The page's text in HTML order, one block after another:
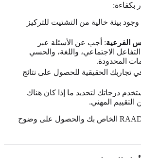
بكفاءة:
بيئة خالية من التشتيت للتركيز
الفرعية: أجب عن الأسئلة عبر
التفاعل الاجتماعي، واللغة، والحسي
المحدودة.
تجاربك الحقيقية للحصول على نتائج
درجاتك لتحديد ما إذا كان هناك
المهني.
لبدء اختبار RAADS-R الخاص بك والحصول على وضوح